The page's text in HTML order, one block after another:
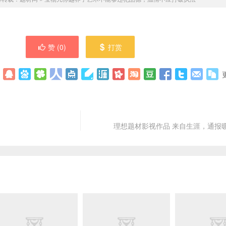
赞 (0) 打赏
理想题材影视作品 来自生涯，通报